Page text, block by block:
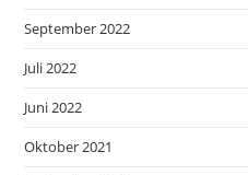
September 2022
Juli 2022
Juni 2022
Oktober 2021